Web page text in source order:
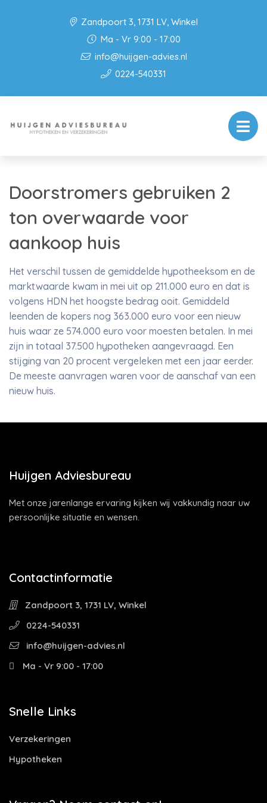
Zandpoort 3, 1731 LV, Winkel
Ma - Vr 9:00 - 17:00
info@huijgen-advies.nl
0224-540331
Doorstromers gebruiken 2
ton overwaarde voor
aankoop huis
Het verschil tussen de gemiddelde hypotheeksom en de
marktwaarde kwam in mei uit op 211.000 euro en dat is
volgens HDN het hoogste bedrag ooit. Gemiddeld
leenden de kopers nog 363.000 euro voor een nieuw
huis waar ze 574.000 euro voor moesten betalen. In mei
zijn in totaal 37.500 hypotheken aangevraagd. Een
stijging van 20 procent vergeleken met een jaar eerder.
De meeste aanvragen waren voor de aanschaf van een
nieuw huis.
Huijgen Adviesbureau
Met onze jarenlange ervaring kijken wij vakkundig naar uw
persoonlijke situatie en wensen.
Contactinformatie
Zandpoort 3, 1731 LV, Winkel
0224-540331
info@huijgen-advies.nl
Ma - Vr 9:00 - 17:00
Snelle Links
Verzekeringen
Hypotheken